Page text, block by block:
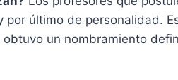
por último de personalidad.
un nombramiento